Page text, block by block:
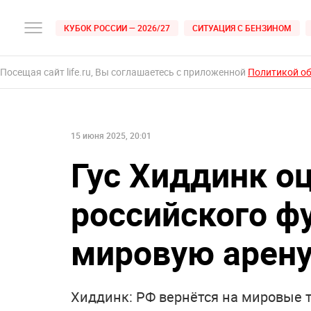
КУБОК РОССИИ — 2026/27 СИТУАЦИЯ С БЕНЗИНОМ
Посещая сайт life.ru, Вы соглашаетесь с приложенной Политикой
15 июня 2025, 20:01
Гус Хиддинк
российского
мировую
Хиддинк: РФ вернётся на мировые